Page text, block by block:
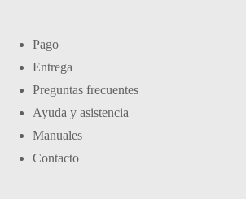
Pago
Entrega
Preguntas frecuentes
Ayuda y asistencia
Manuales
Contacto